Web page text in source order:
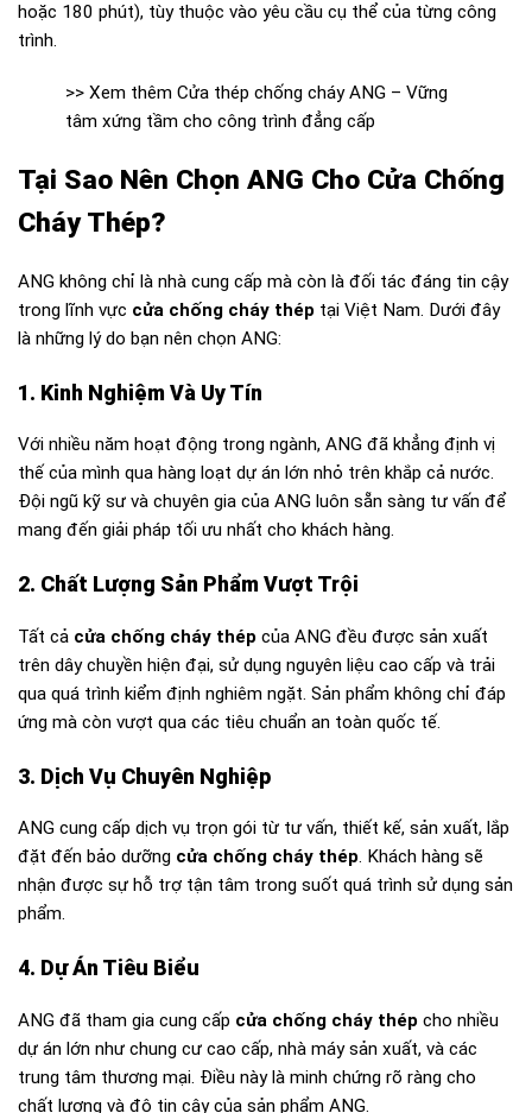
hoặc 180 phút), tùy thuộc vào yêu cầu cụ thể của từng công
trình.
>> Xem thêm Cửa thép chống cháy ANG – Vững
tâm xứng tầm cho công trình đẳng cấp
Tại Sao Nên Chọn ANG Cho Cửa Chống
Cháy Thép?
ANG không chỉ là nhà cung cấp mà còn là đối tác đáng tin cậy
trong lĩnh vực cửa chống cháy thép tại Việt Nam. Dưới đây
là những lý do bạn nên chọn ANG:
1. Kinh Nghiệm Và Uy Tín
Với nhiều năm hoạt động trong ngành, ANG đã khẳng định vị
thế của mình qua hàng loạt dự án lớn nhỏ trên khắp cả nước.
Đội ngũ kỹ sư và chuyên gia của ANG luôn sẵn sàng tư vấn để
mang đến giải pháp tối ưu nhất cho khách hàng.
2. Chất Lượng Sản Phẩm Vượt Trội
Tất cả cửa chống cháy thép của ANG đều được sản xuất
trên dây chuyền hiện đại, sử dụng nguyên liệu cao cấp và trải
qua quá trình kiểm định nghiêm ngặt. Sản phẩm không chỉ đáp
ứng mà còn vượt qua các tiêu chuẩn an toàn quốc tế.
3. Dịch Vụ Chuyên Nghiệp
ANG cung cấp dịch vụ trọn gói từ tư vấn, thiết kế, sản xuất, lắp
đặt đến bảo dưỡng cửa chống cháy thép. Khách hàng sẽ
nhận được sự hỗ trợ tận tâm trong suốt quá trình sử dụng sản
phẩm.
4. Dự Án Tiêu Biểu
ANG đã tham gia cung cấp cửa chống cháy thép cho nhiều
dự án lớn như chung cư cao cấp, nhà máy sản xuất, và các
trung tâm thương mại. Điều này là minh chứng rõ ràng cho
chất lượng và độ tin cậy của sản phẩm ANG.